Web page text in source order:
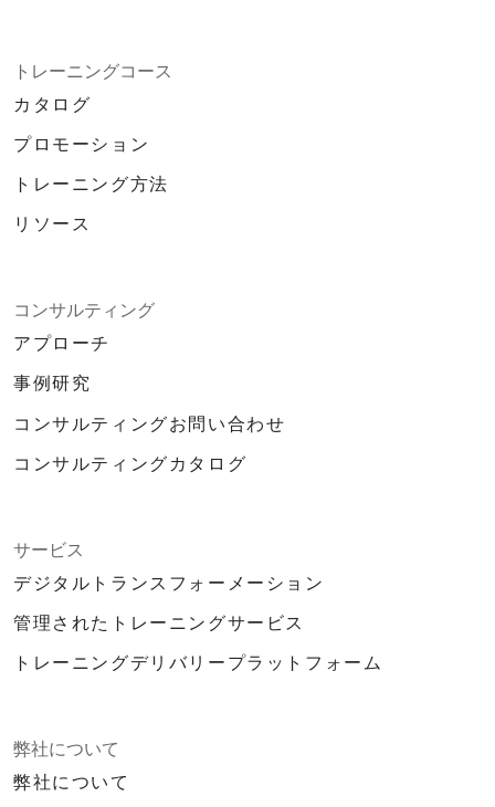
トレーニングコース
カタログ
プロモーション
トレーニング方法
リソース
コンサルティング
アプローチ
事例研究
コンサルティングお問い合わせ
コンサルティングカタログ
サービス
デジタルトランスフォーメーション
管理されたトレーニングサービス
トレーニングデリバリープラットフォーム
弊社について
弊社について